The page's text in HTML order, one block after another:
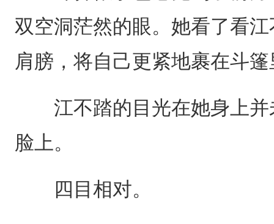
双空洞茫然的眼。她看了看
肩膀，将自己更紧地裹在斗
江不踏的目光在她身上并
脸上。
四目相对。